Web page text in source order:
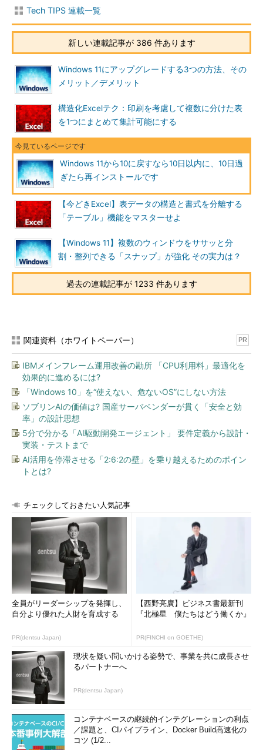
Tech TIPS 連載一覧
新しい連載記事が 386 件あります
Windows 11にアップグレードする3つの方法、その
メリット／デメリット
構造化Excelテク：印刷を考慮して複数に分けた表
を1つにまとめて集計可能にする
Windows 11から10に戻すなら10日以内に、10日過
ぎたら再インストールです
【今どきExcel】表データの構造と書式を分離する
「テーブル」機能をマスターせよ
【Windows 11】複数のウィンドウをササッと分
割・整列できる「スナップ」が強化 その実力は？
過去の連載記事が 1233 件あります
関連資料（ホワイトペーパー） PR
IBMメインフレーム運用改善の勘所 「CPU利用料」最適化を
効果的に進めるには?
「Windows 10」を“使えない、危ないOS”にしない方法
ソブリンAIの価値は? 国産サーバベンダーが貫く「安全と効
率」の設計思想
5分で分かる「AI駆動開発エージェント」 要件定義から設計・
実装・テストまで
AI活用を停滞させる「2:6:2の壁」を乗り越えるためのポイン
トとは?
チェックしておきたい人気記事
全員がリーダーシップを発揮し、
自分より優れた人財を育成する
PR(dentsu Japan)
【西野亮廣】ビジネス書最新刊
『北極星 僕たちはどう働くか』
PR(FINCHI on GOETHE)
現状を疑い問いかける姿勢で、事業を共に成長させ
るパートナーへ
PR(dentsu Japan)
コンテナベースの継続的インテグレーションの利点
／課題と、CIパイプライン、Docker Build高速化の
コツ (1/2...